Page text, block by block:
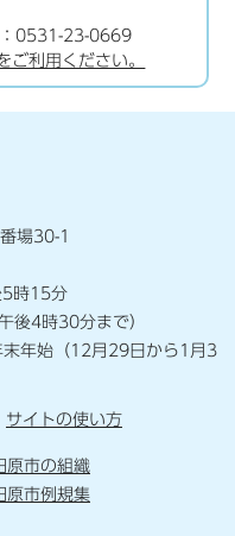
0531-23-0669
ご利用ください。
場30-1
5時15分
後4時30分まで）
末年始（12月29日から1月3
サイトの使い方
原市の組織
原市例規集